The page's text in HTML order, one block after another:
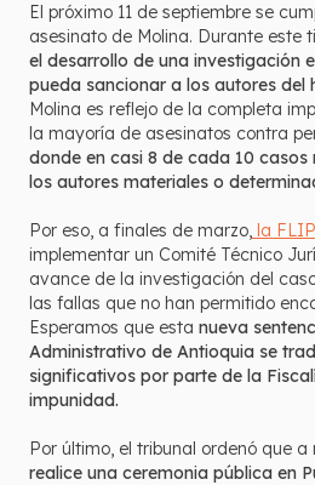
El próximo 11 de septiembre se
asesinato de Molina. Durante este
el desarrollo de una investigación
pueda sancionar a los autores del
Molina es reflejo de la completa
la mayoría de asesinatos contra
donde en casi 8 de cada 10
los autores materiales o
Por eso, a finales de marzo, la
implementar un Comité Técnico
avance de la investigación del
las fallas que no han permitido
Esperamos que esta nueva
Administrativo de Antioquia se
significativos por parte de la
impunidad.
Por último, el tribunal ordenó que
realice una ceremonia pública en